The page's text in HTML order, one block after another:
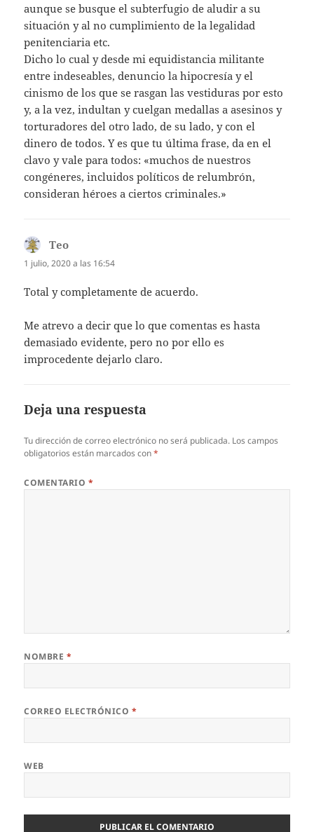
aunque se busque el subterfugio de aludir a su
situación y al no cumplimiento de la legalidad
penitenciaria etc.
Dicho lo cual y desde mi equidistancia militante
entre indeseables, denuncio la hipocresía y el
cinismo de los que se rasgan las vestiduras por esto
y, a la vez, indultan y cuelgan medallas a asesinos y
torturadores del otro lado, de su lado, y con el
dinero de todos. Y es que tu última frase, da en el
clavo y vale para todos: «muchos de nuestros
congéneres, incluidos políticos de relumbrón,
consideran héroes a ciertos criminales.»
Teo
1 julio, 2020 a las 16:54
Total y completamente de acuerdo.
Me atrevo a decir que lo que comentas es hasta
demasiado evidente, pero no por ello es
improcedente dejarlo claro.
Deja una respuesta
Tu dirección de correo electrónico no será publicada. Los campos
obligatorios están marcados con*
COMENTARIO *
NOMBRE *
CORREO ELECTRÓNICO *
WEB